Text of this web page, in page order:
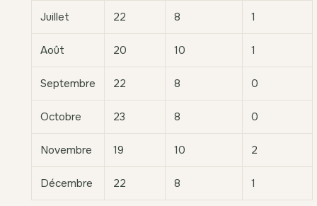
Juillet 22 8 1
Août 20 10 1
Septembre 22 8 0
Octobre 23 8 0
Novembre 19 10 2
Décembre 22 8 1